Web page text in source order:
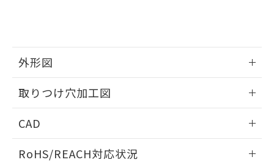
外形図
取りつけ穴加工図
CAD
ドすることができます。
RoHS/REACH対応状況
品・サービスに関するお客様との取
をご了承ください。
※当社の共同利用者とは、
下記の非含有証明書をダウンロードするこ
とができます。
EU RoHS指令（10物質）の非含有証明書
51物質の非含有証明書（当社基準）
※本証明書は発行日時点で非含有を証明す
ものではありません。
また、RoHS指令のフタル酸エステル類４
物質の対応では、対応完了までの期間は出